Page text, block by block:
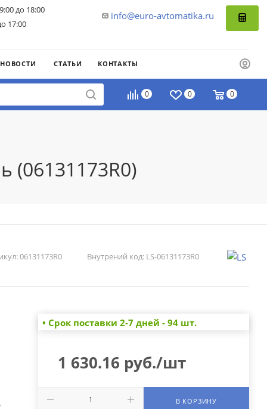
info@euro-avtomatika.ru
до 18:00
17:00
НОВОСТИ СТАТЬИ КОНТАКТЫ
0 0 0
(06131173R0)
06131173R0 Внутрений код: LS-06131173R0
• Cрок поставки 2-7 дней - 94 шт.
1 630.16 руб./шт
В КОРЗИНУ